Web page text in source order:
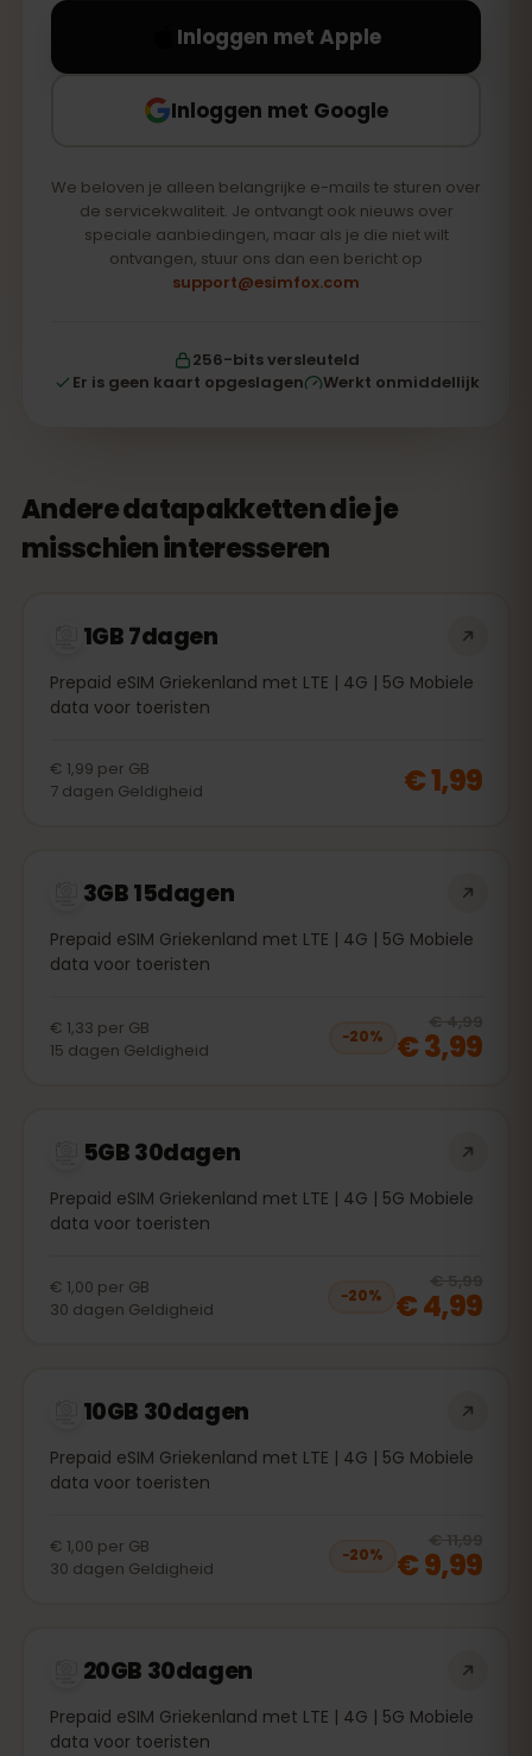
Inloggen met Apple
Inloggen met Google
We beloven je alleen belangrijke e-mails te sturen over
de servicekwaliteit. Je ontvangt ook nieuws over
speciale aanbiedingen, maar als je die niet wilt
ontvangen, stuur ons dan een bericht op
support@esimfox.com
256-bits versleuteld
Er is geen kaart opgeslagen
Werkt onmiddellijk
Andere datapakketten die je
misschien interesseren
1GB 7dagen
Prepaid eSIM Griekenland met LTE | 4G | 5G Mobiele
data voor toeristen
€ 1,99 per GB
7 dagen Geldigheid € 1,99
3GB 15dagen
Prepaid eSIM Griekenland met LTE | 4G | 5G Mobiele
data voor toeristen
€ 1,33 per GB
15 dagen Geldigheid
−20%
€ 4,99
€ 3,99
5GB 30dagen
Prepaid eSIM Griekenland met LTE | 4G | 5G Mobiele
data voor toeristen
€ 1,00 per GB
30 dagen Geldigheid
−20%
€ 5,99
€ 4,99
10GB 30dagen
Prepaid eSIM Griekenland met LTE | 4G | 5G Mobiele
data voor toeristen
€ 1,00 per GB
30 dagen Geldigheid
−20%
€ 11,99
€ 9,99
20GB 30dagen
Prepaid eSIM Griekenland met LTE | 4G | 5G Mobiele
data voor toeristen